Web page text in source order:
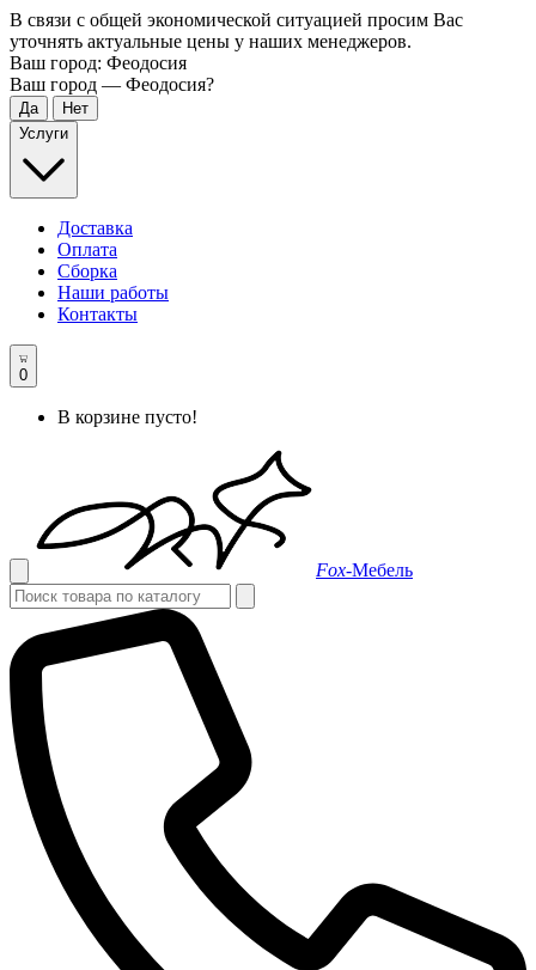
В связи с общей экономической ситуацией просим Вас
уточнять актуальные цены у наших менеджеров.
Ваш город: Феодосия
Ваш город — Феодосия?
Услуги
Доставка
Оплата
Сборка
Наши работы
Контакты
0
В корзине пусто!
Fox-Мебель